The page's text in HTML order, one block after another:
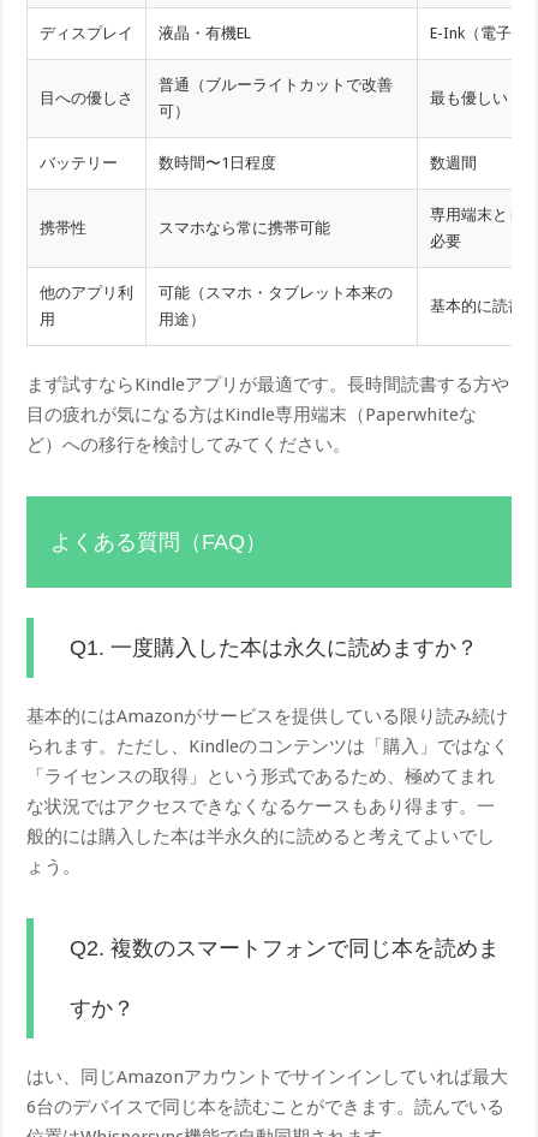
ディスプレイ 液晶・有機EL E-Ink（電子ペ
目への優しさ
普通（ブルーライトカットで改善
可）
最も優しい（
バッテリー 数時間〜1日程度 数週間
携帯性 スマホなら常に携帯可能
専用端末とし
必要
他のアプリ利
用
可能（スマホ・タブレット本来の
用途）
基本的に読書
まず試すならKindleアプリが最適です。長時間読書する方や
目の疲れが気になる方はKindle専用端末（Paperwhiteな
ど）への移行を検討してみてください。
よくある質問（FAQ）
Q1. 一度購入した本は永久に読めますか？
基本的にはAmazonがサービスを提供している限り読み続け
られます。ただし、Kindleのコンテンツは「購入」ではなく
「ライセンスの取得」という形式であるため、極めてまれ
な状況ではアクセスできなくなるケースもあり得ます。一
般的には購入した本は半永久的に読めると考えてよいでし
ょう。
Q2. 複数のスマートフォンで同じ本を読めま
すか？
はい、同じAmazonアカウントでサインインしていれば最大
6台のデバイスで同じ本を読むことができます。読んでいる